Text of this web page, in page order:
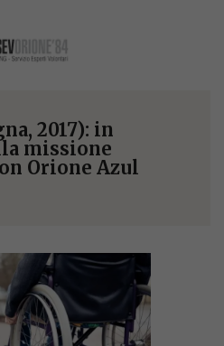
2017): in
missione
Orione Azul